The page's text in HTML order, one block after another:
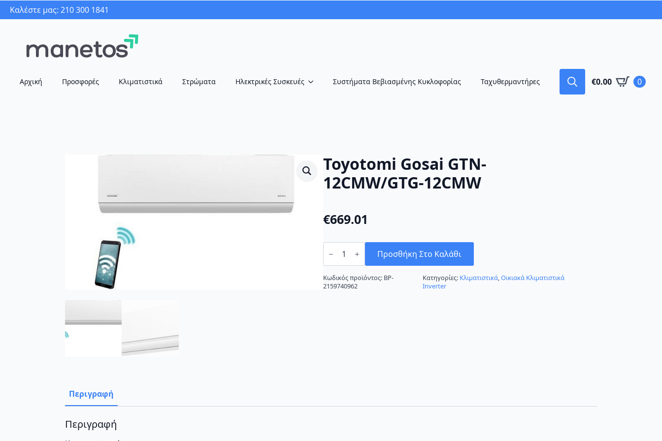
Καλέστε μας: 210 300 1841
Αρχική Προσφορές Κλιματιστικά Στρώματα Ηλεκτρικές Συσκευές Συστήματα Βεβιασμένης Κυκλοφορίας Ταχυθερμαντήρες €0.00 0
Toyotomi Gosai GTN-
12CMW/GTG-12CMW
€669.01
Toyotomi
Gosai
12CMW/GTG-
12CMW
ποσότητα
Προσθήκη Στο Καλάθι
Κωδικός προϊόντος: BP-
2159740962
Κατηγορίες: Κλιματιστικά,Οικιακά Κλιματιστικά
Inverter
Περιγραφή
Περιγραφή